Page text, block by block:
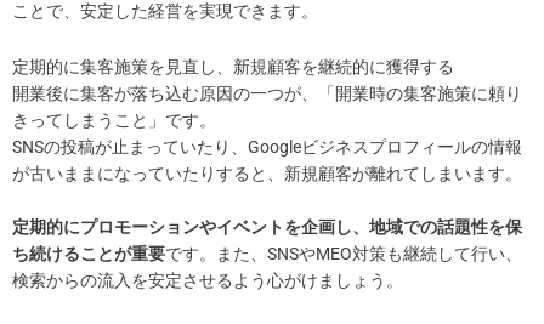
ことで、安定した経営を実現できます。
定期的に集客施策を見直し、新規顧客を継続的に獲得する
開業後に集客が落ち込む原因の一つが、「開業時の集客施策に頼り
きってしまうこと」です。
SNSの投稿が止まっていたり、Googleビジネスプロフィールの情報
が古いままになっていたりすると、新規顧客が離れてしまいます。
定期的にプロモーションやイベントを企画し、地域での話題性を保
ち続けることが重要です。また、SNSやMEO対策も継続して行い、
検索からの流入を安定させるよう心がけましょう。